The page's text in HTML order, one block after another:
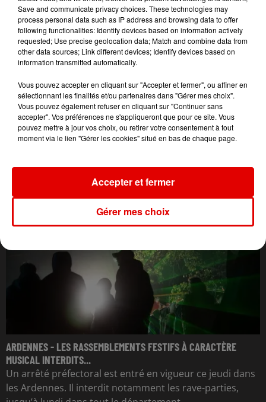
L'ACTU DES ARDENNES
ARDENNES - LES RASSEMBLEMENTS FESTIFS À CARACTÈRE
MUSICAL INTERDITS...
Un arrêté préfectoral est entré en vigueur ce jeudi dans
les Ardennes. Il interdit notamment les rave-parties,
Save and communicate privacy choices. These technologies may
process personal data such as IP address and browsing data to offer
following functionalities: Identify devices based on information actively
requested; Use precise geolocation data; Match and combine data from
other data sources; Link different devices; Identify devices based on
information transmitted automatically.
Vous pouvez accepter en cliquant sur "Accepter et fermer", ou affiner en
sélectionnant les finalités et/ou partenaires dans "Gérer mes choix".
Vous pouvez également refuser en cliquant sur "Continuer sans
accepter". Vos préférences ne s'appliqueront que pour ce site. Vous
pouvez mettre à jour vos choix, ou retirer votre consentement à tout
moment via le lien "Gérer les cookies" situé en bas de chaque page.
Gérer mes choix
Accepter et fermer